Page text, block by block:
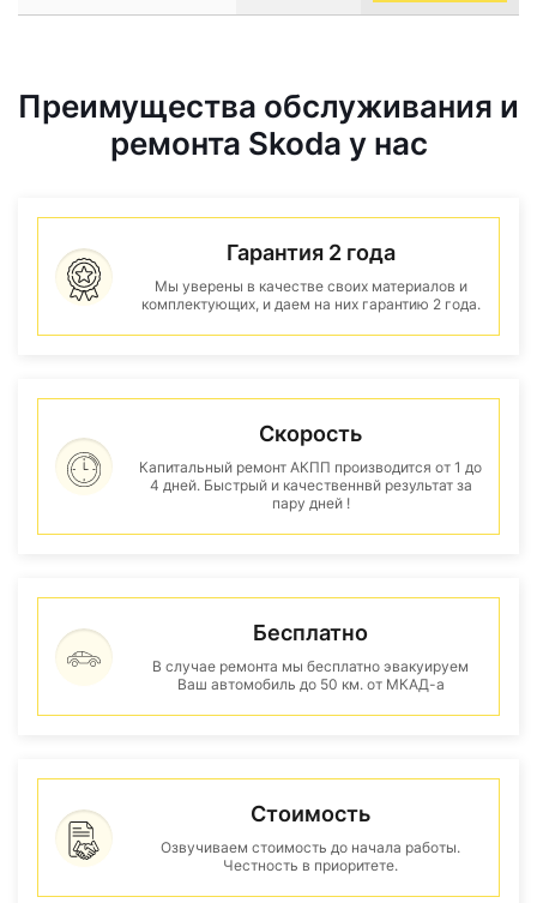
Преимущества обслуживания и
ремонта Skoda у нас
Гарантия 2 года
Мы уверены в качестве своих материалов и
комплектующих, и даем на них гарантию 2 года.
Скорость
Капитальный ремонт АКПП производится от 1 до
4 дней. Быстрый и качественнвй результат за
пару дней !
Бесплатно
В случае ремонта мы бесплатно эвакуируем
Ваш автомобиль до 50 км. от МКАД-а
Стоимость
Озвучиваем стоимость до начала работы.
Честность в приоритете.